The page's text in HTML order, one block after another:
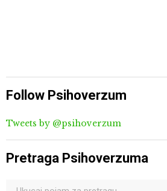
Follow Psihoverzum
Tweets by @psihoverzum
Pretraga Psihoverzuma